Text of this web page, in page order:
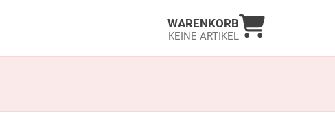
WARENKORB
KEINE ARTIKEL
Warenkorb